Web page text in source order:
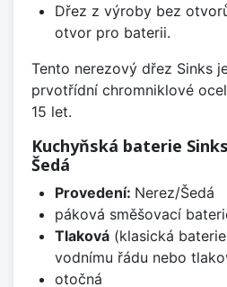
Dřez z výroby bez
otvor pro baterii.
Tento nerezový dřez Sinks
prvotřídní chromniklové
15 let.
Kuchyňská baterie
Šedá
Provedení: Nerez/Šedá
páková směšovací
Tlaková(klasická
vodnímu řádu nebo
otočná